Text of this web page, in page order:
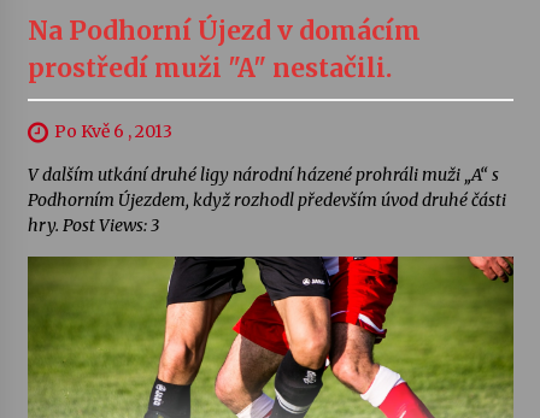
Na Podhorní Újezd v domácím
prostředí muži "A" nestačili.
Po Kvě 6 , 2013
V dalším utkání druhé ligy národní házené prohráli muži „A“ s
Podhorním Újezdem, když rozhodl především úvod druhé části
hry. Post Views: 3